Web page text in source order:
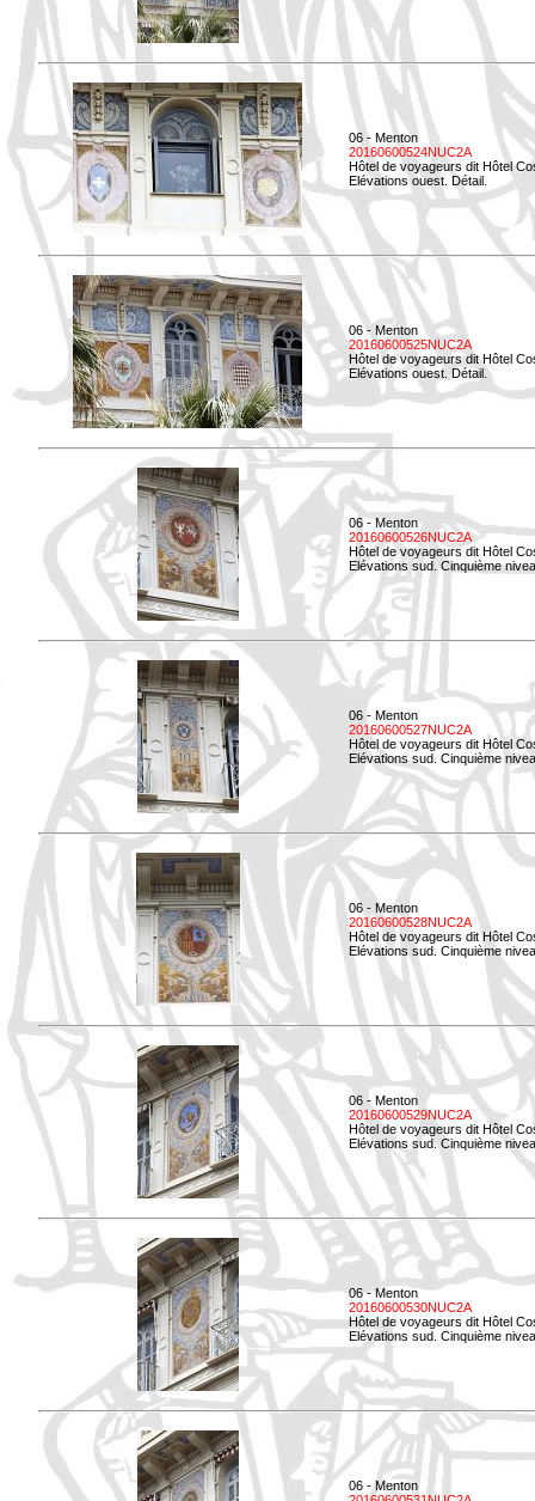
06 - Menton
20160600524NUC2A
Hôtel de voyageurs dit Hôtel
Elévations ouest. Détail.
06 - Menton
20160600525NUC2A
Hôtel de voyageurs dit Hôtel
Elévations ouest. Détail.
06 - Menton
20160600526NUC2A
Hôtel de voyageurs dit Hôtel
Elévations sud. Cinquième
06 - Menton
20160600527NUC2A
Hôtel de voyageurs dit Hôtel
Elévations sud. Cinquième
06 - Menton
20160600528NUC2A
Hôtel de voyageurs dit Hôtel
Elévations sud. Cinquième
06 - Menton
20160600529NUC2A
Hôtel de voyageurs dit Hôtel
Elévations sud. Cinquième
06 - Menton
20160600530NUC2A
Hôtel de voyageurs dit Hôtel
Elévations sud. Cinquième
06 - Menton